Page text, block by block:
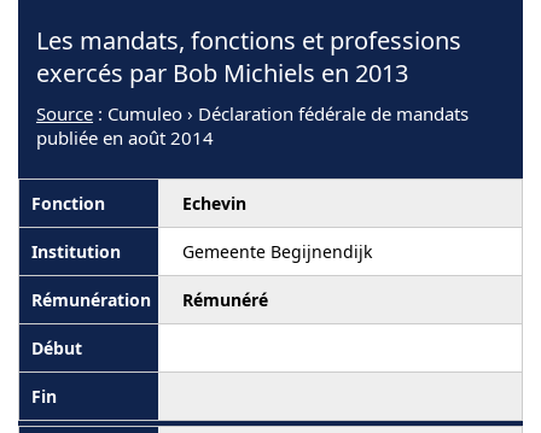
Les mandats, fonctions et professions
exercés par Bob Michiels en 2013
Source : Cumuleo › Déclaration fédérale de mandats
publiée en août 2014
Echevin
Gemeente Begijnendijk
Rémunéré